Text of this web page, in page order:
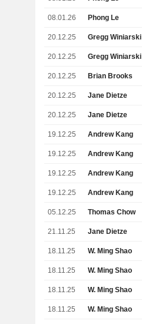
08.01.26 Phong Le
20.12.25 Gregg Winiarski
20.12.25 Gregg Winiarski
20.12.25 Brian Brooks
20.12.25 Jane Dietze
20.12.25 Jane Dietze
19.12.25 Andrew Kang
19.12.25 Andrew Kang
19.12.25 Andrew Kang
19.12.25 Andrew Kang
05.12.25 Thomas Chow
21.11.25 Jane Dietze
18.11.25 W. Ming Shao
18.11.25 W. Ming Shao
18.11.25 W. Ming Shao
18.11.25 W. Ming Shao